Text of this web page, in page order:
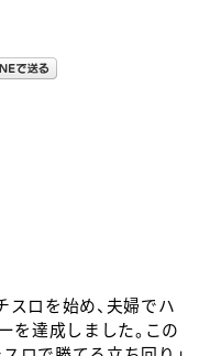
ロを始め、夫婦でハ
を達成しました。この